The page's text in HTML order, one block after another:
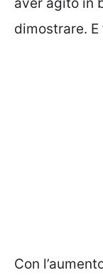
aver agito in
dimostrare.
Con